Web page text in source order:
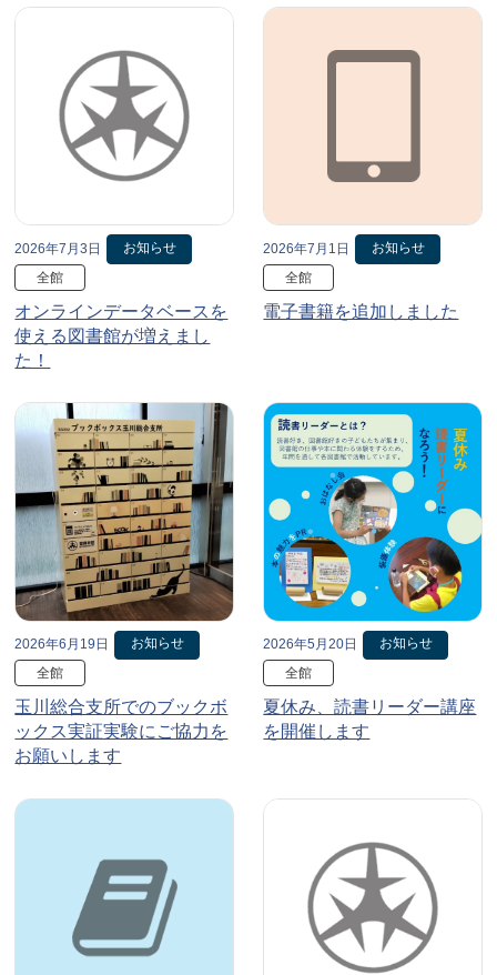
2026年7月3日
お知らせ
全館
オンラインデータベースを
使える図書館が増えまし
た！
2026年7月1日
お知らせ
全館
電子書籍を追加しました
2026年6月19日
お知らせ
全館
玉川総合支所でのブックボ
ックス実証実験にご協力を
お願いします
2026年5月20日
お知らせ
全館
夏休み、読書リーダー講座
を開催します